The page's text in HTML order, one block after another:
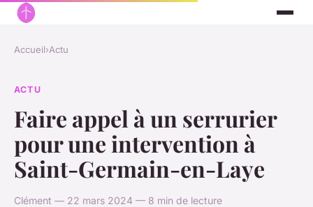
Accueil›Actu
ACTU
Faire appel à un serrurier
pour une intervention à
Saint-Germain-en-Laye
Clément — 22 mars 2024 — 8 min de lecture